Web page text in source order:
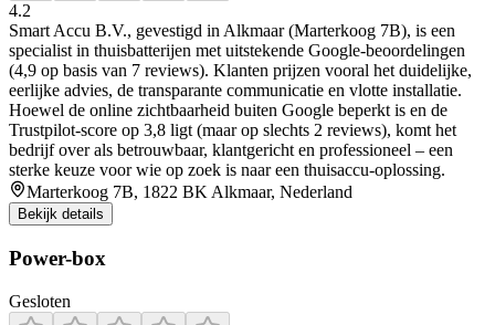
4.2
Smart Accu B.V., gevestigd in Alkmaar (Marterkoog 7B), is een
specialist in thuisbatterijen met uitstekende Google-beoordelingen
(4,9 op basis van 7 reviews). Klanten prijzen vooral het duidelijke,
eerlijke advies, de transparante communicatie en vlotte installatie.
Hoewel de online zichtbaarheid buiten Google beperkt is en de
Trustpilot-score op 3,8 ligt (maar op slechts 2 reviews), komt het
bedrijf over als betrouwbaar, klantgericht en professioneel – een
sterke keuze voor wie op zoek is naar een thuisaccu-oplossing.
Marterkoog 7B, 1822 BK Alkmaar, Nederland
Bekijk details
Power-box
Gesloten